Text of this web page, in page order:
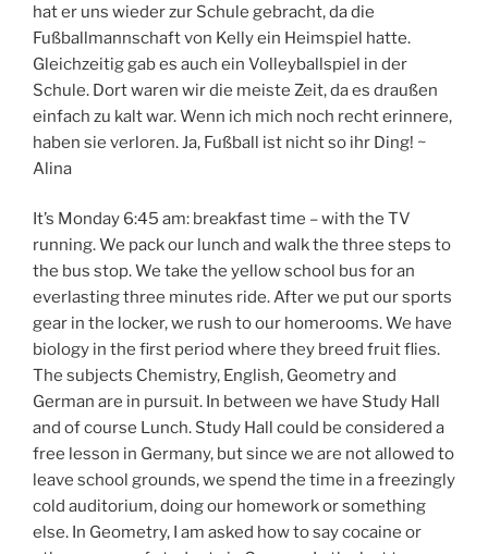
hat er uns wieder zur Schule gebracht, da die
Fußballmannschaft von Kelly ein Heimspiel hatte.
Gleichzeitig gab es auch ein Volleyballspiel in der
Schule. Dort waren wir die meiste Zeit, da es draußen
einfach zu kalt war. Wenn ich mich noch recht erinnere,
haben sie verloren. Ja, Fußball ist nicht so ihr Ding! ~
Alina
It’s Monday 6:45 am: breakfast time – with the TV
running. We pack our lunch and walk the three steps to
the bus stop. We take the yellow school bus for an
everlasting three minutes ride. After we put our sports
gear in the locker, we rush to our homerooms. We have
biology in the first period where they breed fruit flies.
The subjects Chemistry, English, Geometry and
German are in pursuit. In between we have Study Hall
and of course Lunch. Study Hall could be considered a
free lesson in Germany, but since we are not allowed to
leave school grounds, we spend the time in a freezingly
cold auditorium, doing our homework or something
else. In Geometry, I am asked how to say cocaine or